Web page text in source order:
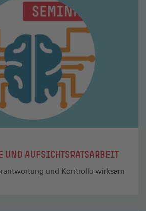
UND AUFSICHTSRATSARBEIT
und Kontrolle wirksam